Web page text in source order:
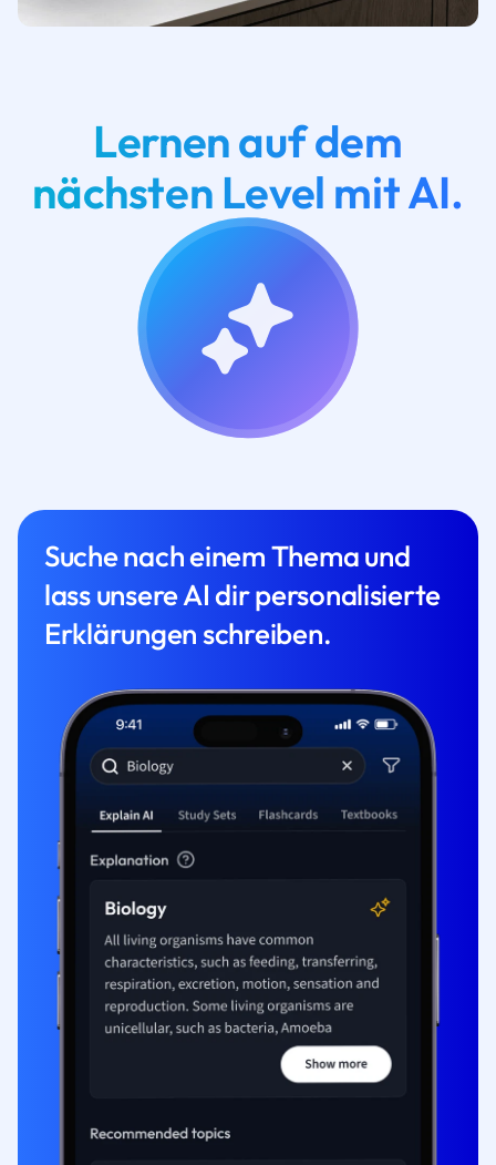
Lernen auf dem
nächsten Level mit AI.
Suche nach einem Thema und
lass unsere AI dir personalisierte
Erklärungen schreiben.